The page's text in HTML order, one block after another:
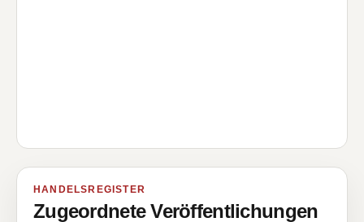
HANDELSREGISTER
Zugeordnete Veröffentlichungen